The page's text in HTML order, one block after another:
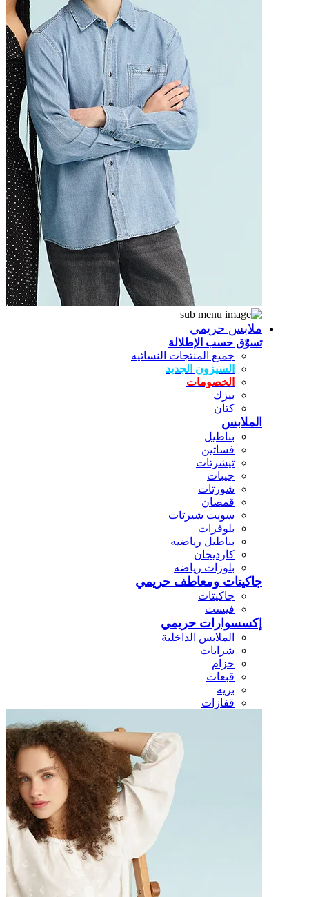
ملابس حريمي
تسوّق حسب الإطلالة
جميع المنتجات النسائيه
السيزون الجديد
الخصومات
بيزك
كتان
الملابس
بناطيل
فساتين
تيشرتات
جيبات
شورتات
قمصان
سويت شيرتات
بلوفرات
بناطيل رياضيه
كارديجان
بلوزات رياضه
جاكيتات ومعاطف حريمي
جاكيتات
فيست
إكسسوارات حريمي
الملابس الداخلية
شرابات
حزام
قبعات
بريه
قفازات